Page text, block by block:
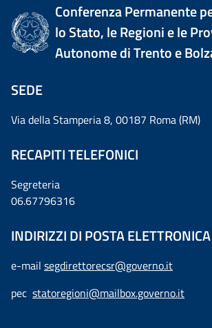
Conferenza Permanente
lo Stato, le Regioni e le
Autonome di Trento e
SEDE
Via della Stamperia 8, 00187 Roma (RM)
RECAPITI TELEFONICI
Segreteria
06.67796316
INDIRIZZI DI POSTA ELETTRONICA
e-mail segdirettorecsr@governo.it
pec statoregioni@mailbox.governo.it